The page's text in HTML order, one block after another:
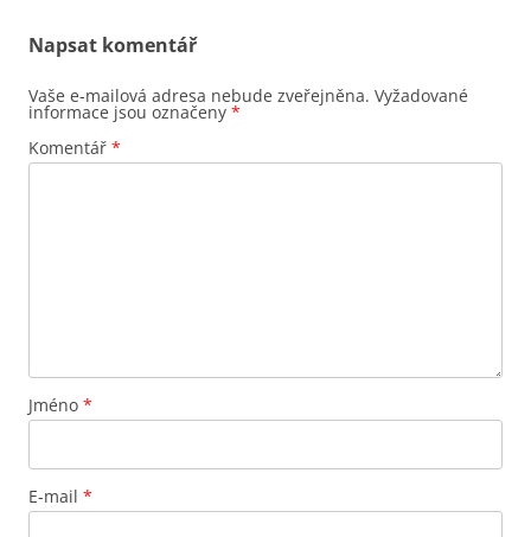
Napsat komentář
Vaše e-mailová adresa nebude zveřejněna. Vyžadované
informace jsou označeny *
Komentář *
Jméno *
E-mail *